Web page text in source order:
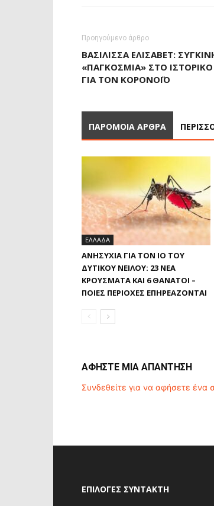
Προηγούμενο άρθρο
ΒΑΣΊΛΙΣΣΑ ΕΛΙΣΆΒΕΤ:
«ΠΑΓΚΌΣΜΙΑ» ΣΤΟ
ΓΙΑ ΤΟΝ ΚΟΡΟΝΟΪΌ
ΠΑΡΟΜΟΙΑ ΑΡΘΡΑ
ΕΛΛΑΔΑ
ΑΝΗΣΥΧΊΑ ΓΙΑ ΤΟΝ ΙΌ ΤΟΥ
ΔΥΤΙΚΟΎ ΝΕΊΛΟΥ: 23 ΝΈΑ
ΚΡΟΎΣΜΑΤΑ ΚΑΙ 6 ΘΆΝΑΤΟΙ –
ΠΟΙΕΣ ΠΕΡΙΟΧΈΣ ΕΠΗΡΕΆΖΟΝΤΑΙ
ΑΦΗΣΤΕ ΜΙΑ ΑΠΑΝΤΗΣΗ
Συνδεθείτε για να αφήσετε ένα
ΕΠΙΛΟΓΈΣ ΣΥΝΤΆΚΤΗ